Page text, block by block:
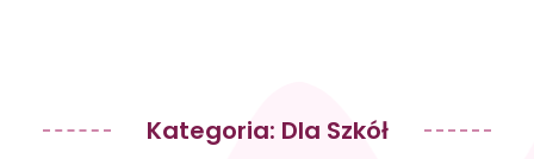
Kategoria: Dla Szkół